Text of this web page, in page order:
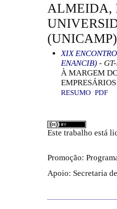
ALMEIDA,
XIX
ENANCIB) -
À MARGEM
EMPRESÁRIOS
RESUMO PDF
Este trabalho está
Promoção:
Apoio: Secretaria